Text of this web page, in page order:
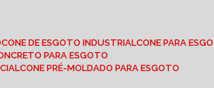
CONE DE ESGOTO INDUSTRIAL CONE PARA
PARA ESGOTO
CONE PRÉ-MOLDADO PARA ESGOTO